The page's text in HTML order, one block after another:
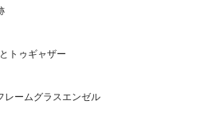
トゥギャザー
ームグラスエンゼル